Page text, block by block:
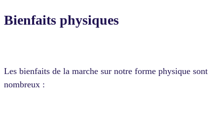
Bienfaits physiques
Les bienfaits de la marche sur notre forme physique sont
nombreux :